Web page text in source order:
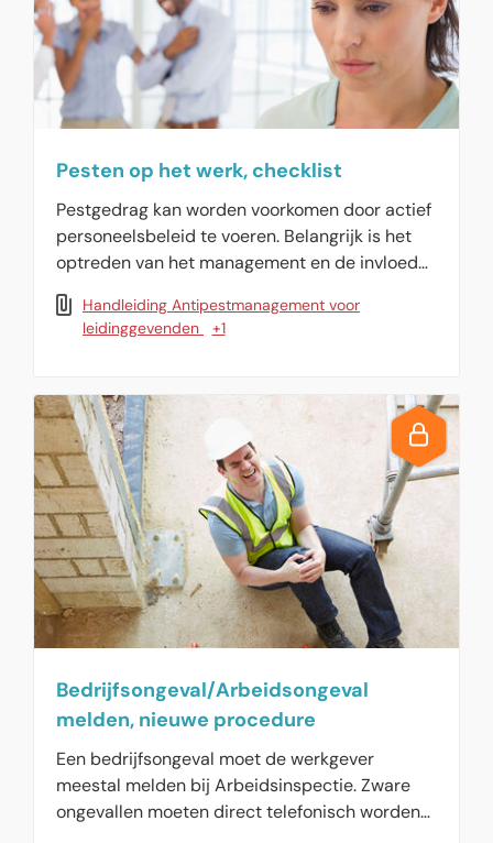
Pesten op het werk, checklist
Pestgedrag kan worden voorkomen door actief
personeelsbeleid te voeren. Belangrijk is het
optreden van het management en de invloed
van de bedrijfscultuur.
Handleiding Antipestmanagement voor
leidinggevenden
+1
Bedrijfsongeval/Arbeidsongeval
melden, nieuwe procedure
Een bedrijfsongeval moet de werkgever
meestal melden bij Arbeidsinspectie. Zware
ongevallen moeten direct telefonisch worden